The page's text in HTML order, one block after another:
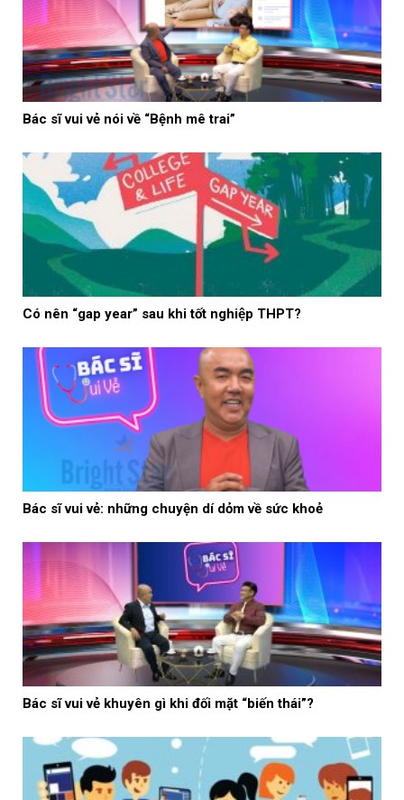
Bác sĩ vui vẻ nói về “Bệnh mê trai”
Có nên “gap year” sau khi tốt nghiệp THPT?
Bác sĩ vui vẻ: những chuyện dí dỏm về sức khoẻ
Bác sĩ vui vẻ khuyên gì khi đối mặt “biến thái”?